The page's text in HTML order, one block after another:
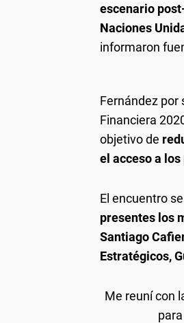
escenario
Naciones
informaron
Fernández por
Financiera
objetivo de
el acceso a
El encuentro
presentes los
Santiago
Estratégicos,
Me reuní con